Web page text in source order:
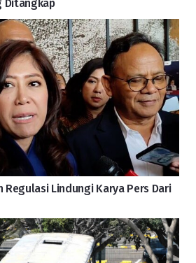
Ditangkap
Lindungi Karya Pers Dari